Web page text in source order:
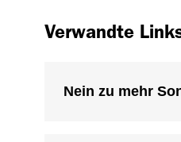
Verwandte
Nein zu mehr